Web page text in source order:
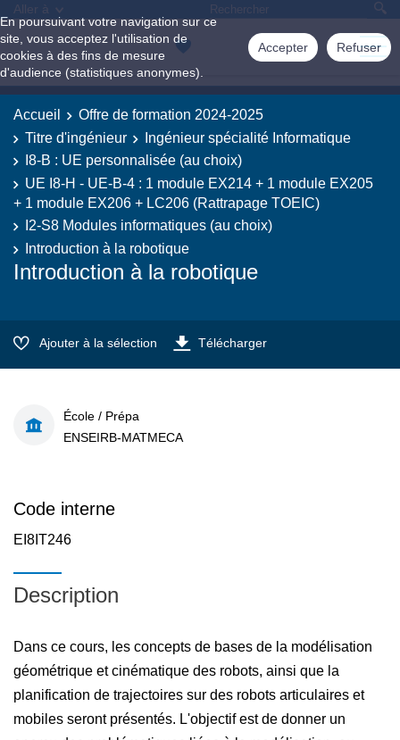
En poursuivant votre navigation sur ce
site, vous acceptez l'utilisation de
cookies à des fins de mesure
d'audience (statistiques anonymes).
Accepter Refuser
Aller à
Accueil
Offre de formation 2024-2025
Titre d'ingénieur
Ingénieur spécialité Informatique
I8-B : UE personnalisée (au choix)
UE I8-H - UE-B-4 : 1 module EX214 + 1 module EX205
+ 1 module EX206 + LC206 (Rattrapage TOEIC)
I2-S8 Modules informatiques (au choix)
Introduction à la robotique
Introduction à la robotique
Ajouter à la sélection Télécharger
École / Prépa
ENSEIRB-MATMECA
Code interne
EI8IT246
Description
Dans ce cours, les concepts de bases de la modélisation
géométrique et cinématique des robots, ainsi que la
planification de trajectoires sur des robots articulaires et
mobiles seront présentés. L'objectif est de donner un